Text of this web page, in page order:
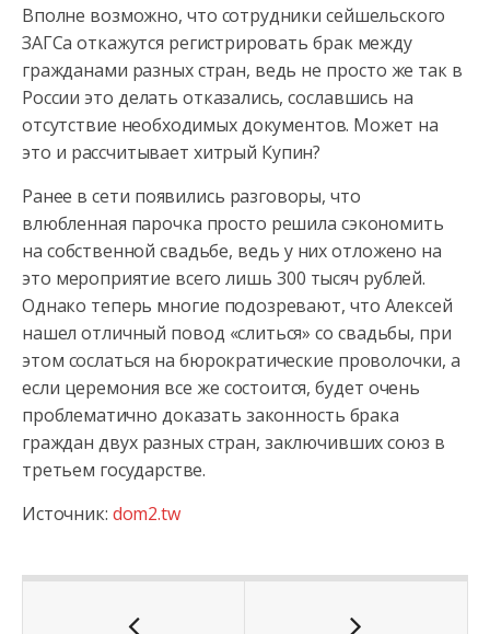
Вполне возможно, что сотрудники сейшельского
ЗАГСа откажутся регистрировать брак между
гражданами разных стран, ведь не просто же так в
России это делать отказались, сославшись на
отсутствие необходимых документов. Может на
это и рассчитывает хитрый Купин?
Ранее в сети появились разговоры, что
влюбленная парочка просто решила сэкономить
на собственной свадьбе, ведь у них отложено на
это мероприятие всего лишь 300 тысяч рублей.
Однако теперь многие подозревают, что Алексей
нашел отличный повод «слиться» со свадьбы, при
этом сослаться на бюрократические проволочки, а
если церемония все же состоится, будет очень
проблематично доказать законность брака
граждан двух разных стран, заключивших союз в
третьем государстве.
Источник: dom2.tw